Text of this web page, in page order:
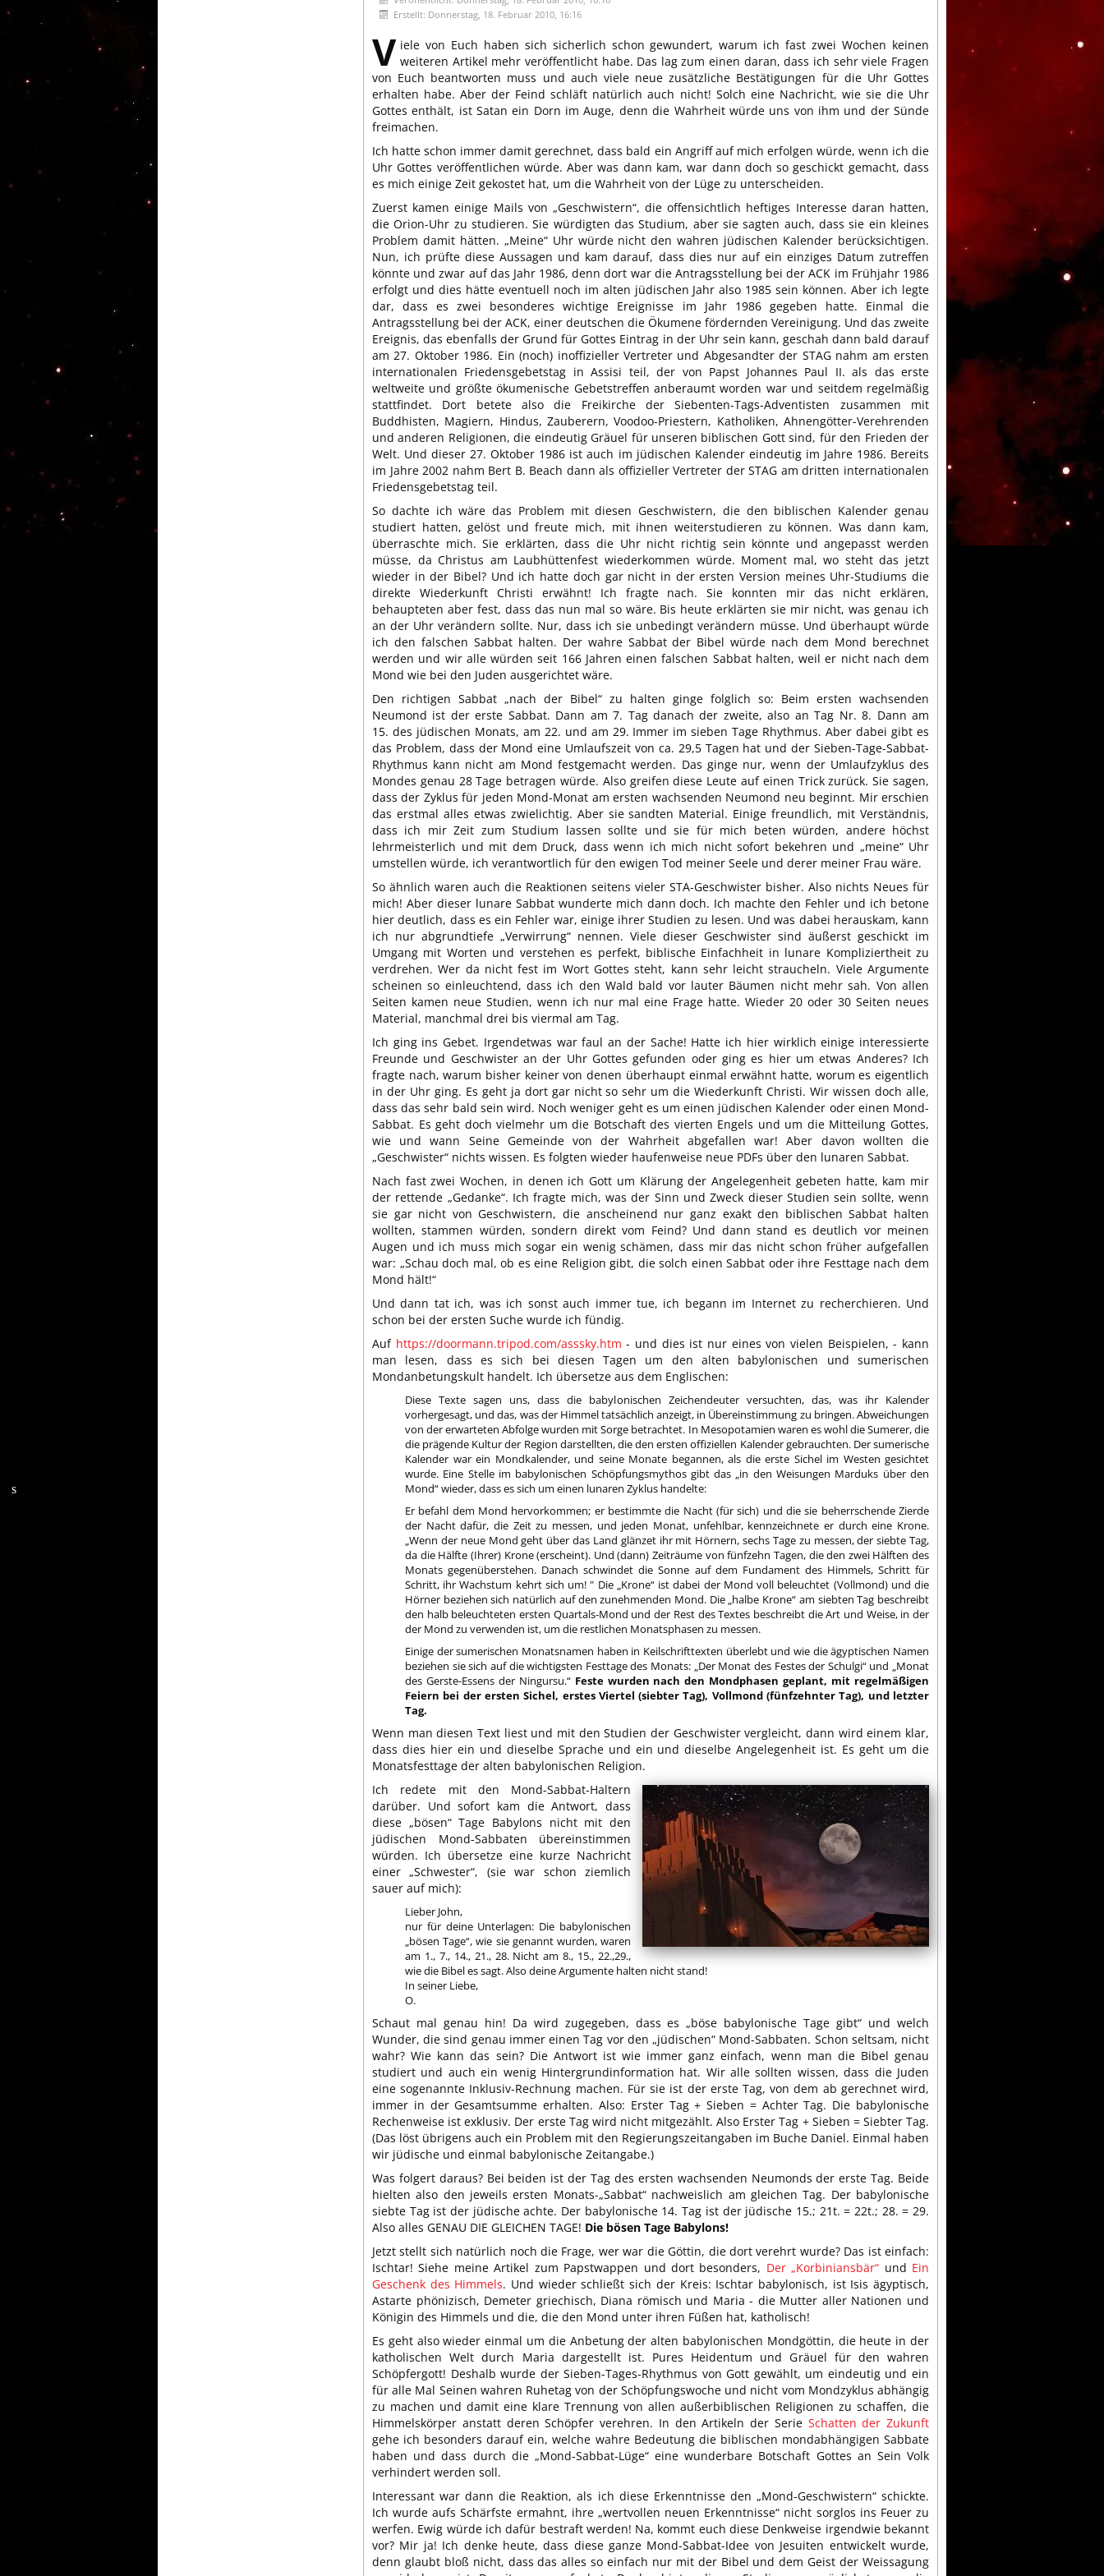
Erstellt: Donnerstag, 18. Februar 2010, 16:16
V iele von Euch haben sich sicherlich schon gewundert, warum ich fast zwei Wochen keinen
weiteren Artikel mehr veröffentlicht habe. Das lag zum einen daran, dass ich sehr viele Fragen
von Euch beantworten muss und auch viele neue zusätzliche Bestätigungen für die Uhr Gottes
erhalten habe. Aber der Feind schläft natürlich auch nicht! Solch eine Nachricht, wie sie die Uhr
Gottes enthält, ist Satan ein Dorn im Auge, denn die Wahrheit würde uns von ihm und der Sünde
freimachen.
Ich hatte schon immer damit gerechnet, dass bald ein Angriff auf mich erfolgen würde, wenn ich die
Uhr Gottes veröffentlichen würde. Aber was dann kam, war dann doch so geschickt gemacht, dass
es mich einige Zeit gekostet hat, um die Wahrheit von der Lüge zu unterscheiden.
Zuerst kamen einige Mails von „Geschwistern“, die offensichtlich heftiges Interesse daran hatten,
die Orion-Uhr zu studieren. Sie würdigten das Studium, aber sie sagten auch, dass sie ein kleines
Problem damit hätten. „Meine“ Uhr würde nicht den wahren jüdischen Kalender berücksichtigen.
Nun, ich prüfte diese Aussagen und kam darauf, dass dies nur auf ein einziges Datum zutreffen
könnte und zwar auf das Jahr 1986, denn dort war die Antragsstellung bei der ACK im Frühjahr 1986
erfolgt und dies hätte eventuell noch im alten jüdischen Jahr also 1985 sein können. Aber ich legte
dar, dass es zwei besonderes wichtige Ereignisse im Jahr 1986 gegeben hatte. Einmal die
Antragsstellung bei der ACK, einer deutschen die Ökumene fördernden Vereinigung. Und das zweite
Ereignis, das ebenfalls der Grund für Gottes Eintrag in der Uhr sein kann, geschah dann bald darauf
am 27. Oktober 1986. Ein (noch) inoffizieller Vertreter und Abgesandter der STAG nahm am ersten
internationalen Friedensgebetstag in Assisi teil, der von Papst Johannes Paul II. als das erste
weltweite und größte ökumenische Gebetstreffen anberaumt worden war und seitdem regelmäßig
stattfindet. Dort betete also die Freikirche der Siebenten-Tags-Adventisten zusammen mit
Buddhisten, Magiern, Hindus, Zauberern, Voodoo-Priestern, Katholiken, Ahnengötter-Verehrenden
und anderen Religionen, die eindeutig Gräuel für unseren biblischen Gott sind, für den Frieden der
Welt. Und dieser 27. Oktober 1986 ist auch im jüdischen Kalender eindeutig im Jahre 1986. Bereits
im Jahre 2002 nahm Bert B. Beach dann als offizieller Vertreter der STAG am dritten internationalen
Friedensgebetstag teil.
So dachte ich wäre das Problem mit diesen Geschwistern, die den biblischen Kalender genau
studiert hatten, gelöst und freute mich, mit ihnen weiterstudieren zu können. Was dann kam,
überraschte mich. Sie erklärten, dass die Uhr nicht richtig sein könnte und angepasst werden
müsse, da Christus am Laubhüttenfest wiederkommen würde. Moment mal, wo steht das jetzt
wieder in der Bibel? Und ich hatte doch gar nicht in der ersten Version meines Uhr-Studiums die
direkte Wiederkunft Christi erwähnt! Ich fragte nach. Sie konnten mir das nicht erklären,
behaupteten aber fest, dass das nun mal so wäre. Bis heute erklärten sie mir nicht, was genau ich
an der Uhr verändern sollte. Nur, dass ich sie unbedingt verändern müsse. Und überhaupt würde
ich den falschen Sabbat halten. Der wahre Sabbat der Bibel würde nach dem Mond berechnet
werden und wir alle würden seit 166 Jahren einen falschen Sabbat halten, weil er nicht nach dem
Mond wie bei den Juden ausgerichtet wäre.
Den richtigen Sabbat „nach der Bibel“ zu halten ginge folglich so: Beim ersten wachsenden
Neumond ist der erste Sabbat. Dann am 7. Tag danach der zweite, also an Tag Nr. 8. Dann am
15. des jüdischen Monats, am 22. und am 29. Immer im sieben Tage Rhythmus. Aber dabei gibt es
das Problem, dass der Mond eine Umlaufszeit von ca. 29,5 Tagen hat und der Sieben-Tage-Sabbat-
Rhythmus kann nicht am Mond festgemacht werden. Das ginge nur, wenn der Umlaufzyklus des
Mondes genau 28 Tage betragen würde. Also greifen diese Leute auf einen Trick zurück. Sie sagen,
dass der Zyklus für jeden Mond-Monat am ersten wachsenden Neumond neu beginnt. Mir erschien
das erstmal alles etwas zwielichtig. Aber sie sandten Material. Einige freundlich, mit Verständnis,
dass ich mir Zeit zum Studium lassen sollte und sie für mich beten würden, andere höchst
lehrmeisterlich und mit dem Druck, dass wenn ich mich nicht sofort bekehren und „meine“ Uhr
umstellen würde, ich verantwortlich für den ewigen Tod meiner Seele und derer meiner Frau wäre.
So ähnlich waren auch die Reaktionen seitens vieler STA-Geschwister bisher. Also nichts Neues für
mich! Aber dieser lunare Sabbat wunderte mich dann doch. Ich machte den Fehler und ich betone
hier deutlich, dass es ein Fehler war, einige ihrer Studien zu lesen. Und was dabei herauskam, kann
ich nur abgrundtiefe „Verwirrung“ nennen. Viele dieser Geschwister sind äußerst geschickt im
Umgang mit Worten und verstehen es perfekt, biblische Einfachheit in lunare Kompliziertheit zu
verdrehen. Wer da nicht fest im Wort Gottes steht, kann sehr leicht straucheln. Viele Argumente
scheinen so einleuchtend, dass ich den Wald bald vor lauter Bäumen nicht mehr sah. Von allen
Seiten kamen neue Studien, wenn ich nur mal eine Frage hatte. Wieder 20 oder 30 Seiten neues
Material, manchmal drei bis viermal am Tag.
Ich ging ins Gebet. Irgendetwas war faul an der Sache! Hatte ich hier wirklich einige interessierte
Freunde und Geschwister an der Uhr Gottes gefunden oder ging es hier um etwas Anderes? Ich
fragte nach, warum bisher keiner von denen überhaupt einmal erwähnt hatte, worum es eigentlich
in der Uhr ging. Es geht ja dort gar nicht so sehr um die Wiederkunft Christi. Wir wissen doch alle,
dass das sehr bald sein wird. Noch weniger geht es um einen jüdischen Kalender oder einen Mond-
Sabbat. Es geht doch vielmehr um die Botschaft des vierten Engels und um die Mitteilung Gottes,
wie und wann Seine Gemeinde von der Wahrheit abgefallen war! Aber davon wollten die
„Geschwister“ nichts wissen. Es folgten wieder haufenweise neue PDFs über den lunaren Sabbat.
Nach fast zwei Wochen, in denen ich Gott um Klärung der Angelegenheit gebeten hatte, kam mir
der rettende „Gedanke“. Ich fragte mich, was der Sinn und Zweck dieser Studien sein sollte, wenn
sie gar nicht von Geschwistern, die anscheinend nur ganz exakt den biblischen Sabbat halten
wollten, stammen würden, sondern direkt vom Feind? Und dann stand es deutlich vor meinen
Augen und ich muss mich sogar ein wenig schämen, dass mir das nicht schon früher aufgefallen
war: „Schau doch mal, ob es eine Religion gibt, die solch einen Sabbat oder ihre Festtage nach dem
Mond hält!“
Und dann tat ich, was ich sonst auch immer tue, ich begann im Internet zu recherchieren. Und
schon bei der ersten Suche wurde ich fündig.
Auf https://doormann.tripod.com/asssky.htm - und dies ist nur eines von vielen Beispielen, - kann
man lesen, dass es sich bei diesen Tagen um den alten babylonischen und sumerischen
Mondanbetungskult handelt. Ich übersetze aus dem Englischen:
Diese Texte sagen uns, dass die babylonischen Zeichendeuter versuchten, das, was ihr Kalender
vorhergesagt, und das, was der Himmel tatsächlich anzeigt, in Übereinstimmung zu bringen. Abweichungen
von der erwarteten Abfolge wurden mit Sorge betrachtet. In Mesopotamien waren es wohl die Sumerer, die
die prägende Kultur der Region darstellten, die den ersten offiziellen Kalender gebrauchten. Der sumerische
Kalender war ein Mondkalender, und seine Monate begannen, als die erste Sichel im Westen gesichtet
wurde. Eine Stelle im babylonischen Schöpfungsmythos gibt das „in den Weisungen Marduks über den
Mond“ wieder, dass es sich um einen lunaren Zyklus handelte:
Er befahl dem Mond hervorkommen; er bestimmte die Nacht (für sich) und die sie beherrschende Zierde
der Nacht dafür, die Zeit zu messen, und jeden Monat, unfehlbar, kennzeichnete er durch eine Krone.
„Wenn der neue Mond geht über das Land glänzet ihr mit Hörnern, sechs Tage zu messen, der siebte Tag,
da die Hälfte (Ihrer) Krone (erscheint). Und (dann) Zeiträume von fünfzehn Tagen, die den zwei Hälften des
Monats gegenüberstehen. Danach schwindet die Sonne auf dem Fundament des Himmels, Schritt für
Schritt, ihr Wachstum kehrt sich um! " Die „Krone“ ist dabei der Mond voll beleuchtet (Vollmond) und die
Hörner beziehen sich natürlich auf den zunehmenden Mond. Die „halbe Krone“ am siebten Tag beschreibt
den halb beleuchteten ersten Quartals-Mond und der Rest des Textes beschreibt die Art und Weise, in der
der Mond zu verwenden ist, um die restlichen Monatsphasen zu messen.
Einige der sumerischen Monatsnamen haben in Keilschrifttexten überlebt und wie die ägyptischen Namen
beziehen sie sich auf die wichtigsten Festtage des Monats: „Der Monat des Festes der Schulgi“ und „Monat
des Gerste-Essens der Ningursu.“ Feste wurden nach den Mondphasen geplant, mit regelmäßigen
Feiern bei der ersten Sichel, erstes Viertel (siebter Tag), Vollmond (fünfzehnter Tag), und letzter
Tag.
Wenn man diesen Text liest und mit den Studien der Geschwister vergleicht, dann wird einem klar,
dass dies hier ein und dieselbe Sprache und ein und dieselbe Angelegenheit ist. Es geht um die
Monatsfesttage der alten babylonischen Religion.
Ich redete mit den Mond-Sabbat-Haltern
darüber. Und sofort kam die Antwort, dass
diese „bösen“ Tage Babylons nicht mit den
jüdischen Mond-Sabbaten übereinstimmen
würden. Ich übersetze eine kurze Nachricht
einer „Schwester“, (sie war schon ziemlich
sauer auf mich):
Lieber John,
nur für deine Unterlagen: Die babylonischen
„bösen Tage“, wie sie genannt wurden, waren
am 1., 7., 14., 21., 28. Nicht am 8., 15., 22.,29.,
wie die Bibel es sagt. Also deine Argumente halten nicht stand!
In seiner Liebe,
O.
Schaut mal genau hin! Da wird zugegeben, dass es „böse babylonische Tage gibt“ und welch
Wunder, die sind genau immer einen Tag vor den „jüdischen“ Mond-Sabbaten. Schon seltsam, nicht
wahr? Wie kann das sein? Die Antwort ist wie immer ganz einfach, wenn man die Bibel genau
studiert und auch ein wenig Hintergrundinformation hat. Wir alle sollten wissen, dass die Juden
eine sogenannte Inklusiv-Rechnung machen. Für sie ist der erste Tag, von dem ab gerechnet wird,
immer in der Gesamtsumme erhalten. Also: Erster Tag + Sieben = Achter Tag. Die babylonische
Rechenweise ist exklusiv. Der erste Tag wird nicht mitgezählt. Also Erster Tag + Sieben = Siebter Tag.
(Das löst übrigens auch ein Problem mit den Regierungszeitangaben im Buche Daniel. Einmal haben
wir jüdische und einmal babylonische Zeitangabe.)
Was folgert daraus? Bei beiden ist der Tag des ersten wachsenden Neumonds der erste Tag. Beide
hielten also den jeweils ersten Monats-„Sabbat“ nachweislich am gleichen Tag. Der babylonische
siebte Tag ist der jüdische achte. Der babylonische 14. Tag ist der jüdische 15.; 21t. = 22t.; 28. = 29.
Also alles GENAU DIE GLEICHEN TAGE! Die bösen Tage Babylons!
Jetzt stellt sich natürlich noch die Frage, wer war die Göttin, die dort verehrt wurde? Das ist einfach:
Ischtar! Siehe meine Artikel zum Papstwappen und dort besonders, Der „Korbiniansbär“ und Ein
Geschenk des Himmels. Und wieder schließt sich der Kreis: Ischtar babylonisch, ist Isis ägyptisch,
Astarte phönizisch, Demeter griechisch, Diana römisch und Maria - die Mutter aller Nationen und
Königin des Himmels und die, die den Mond unter ihren Füßen hat, katholisch!
Es geht also wieder einmal um die Anbetung der alten babylonischen Mondgöttin, die heute in der
katholischen Welt durch Maria dargestellt ist. Pures Heidentum und Gräuel für den wahren
Schöpfergott! Deshalb wurde der Sieben-Tages-Rhythmus von Gott gewählt, um eindeutig und ein
für alle Mal Seinen wahren Ruhetag von der Schöpfungswoche und nicht vom Mondzyklus abhängig
zu machen und damit eine klare Trennung von allen außerbiblischen Religionen zu schaffen, die
Himmelskörper anstatt deren Schöpfer verehren. In den Artikeln der Serie Schatten der Zukunft
gehe ich besonders darauf ein, welche wahre Bedeutung die biblischen mondabhängigen Sabbate
haben und dass durch die „Mond-Sabbat-Lüge“ eine wunderbare Botschaft Gottes an Sein Volk
verhindert werden soll.
Interessant war dann die Reaktion, als ich diese Erkenntnisse den „Mond-Geschwistern“ schickte.
Ich wurde aufs Schärfste ermahnt, ihre „wertvollen neuen Erkenntnisse“ nicht sorglos ins Feuer zu
werfen. Ewig würde ich dafür bestraft werden! Na, kommt euch diese Denkweise irgendwie bekannt
vor? Mir ja! Ich denke heute, dass diese ganze Mond-Sabbat-Idee von Jesuiten entwickelt wurde,
denn glaubt bloß nicht, dass das alles so einfach nur mit der Bibel und dem Geist der Weissagung